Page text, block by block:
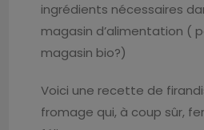
ingrédients nécessaires
magasin d’alimentation (
magasin bio?)
Voici une recette de
fromage qui, à coup sûr,